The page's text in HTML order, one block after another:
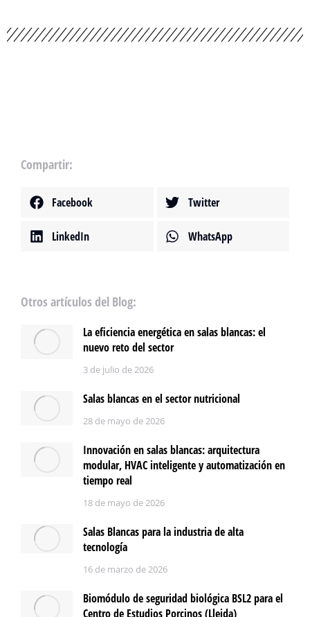
Compartir:
Facebook Twitter
LinkedIn WhatsApp
Otros artículos del Blog:
La eficiencia energética en salas blancas: el
nuevo reto del sector
3 de julio de 2026
Salas blancas en el sector nutricional
28 de mayo de 2026
Innovación en salas blancas: arquitectura
modular, HVAC inteligente y automatización en
tiempo real
18 de mayo de 2026
Salas Blancas para la industria de alta
tecnología
16 de marzo de 2026
Biomódulo de seguridad biológica BSL2 para el
Centro de Estudios Porcinos (Lleida)